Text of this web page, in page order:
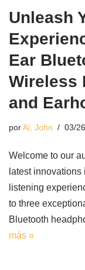
Unleash
Ear
Wireless
and
porAi, John 03/
Welcome to our
latest
listening
to three
Bluetooth
más »